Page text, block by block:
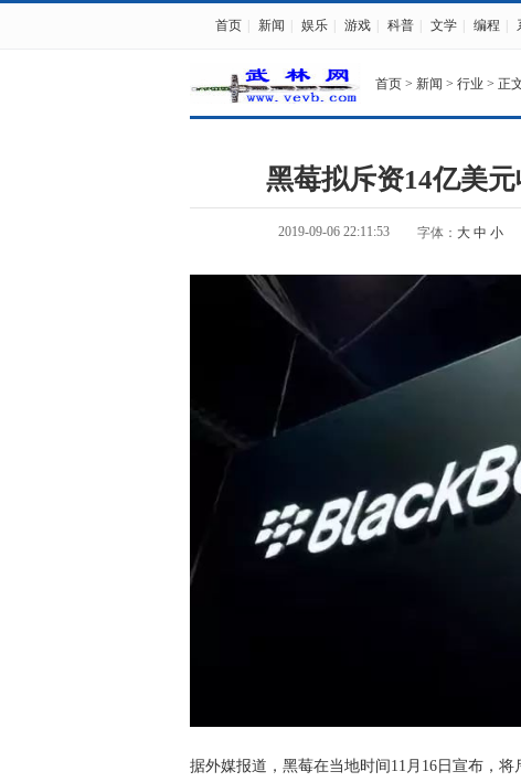
首页 新闻 娱乐 游戏 科普 文学 编程
首页 > 新闻 > 行业 > 正
黑莓拟斥资14亿美
2019-09-06 22:11:53 字体： 大 中 小
据外媒报道，黑莓在当地时间11月16日宣布，将